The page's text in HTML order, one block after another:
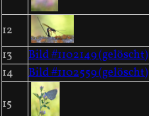
12
13
Bild #1102149 (gelöscht)
14
Bild #1102559 (gelöscht)
15